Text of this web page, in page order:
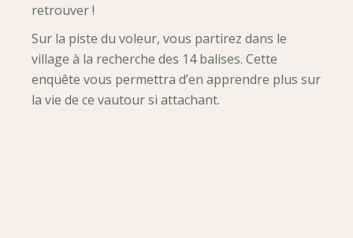
retrouver !
Sur la piste du voleur, vous partirez dans le
village à la recherche des 14 balises. Cette
enquête vous permettra d’en apprendre plus sur
la vie de ce vautour si attachant.